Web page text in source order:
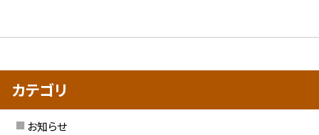
カテゴリ
お知らせ